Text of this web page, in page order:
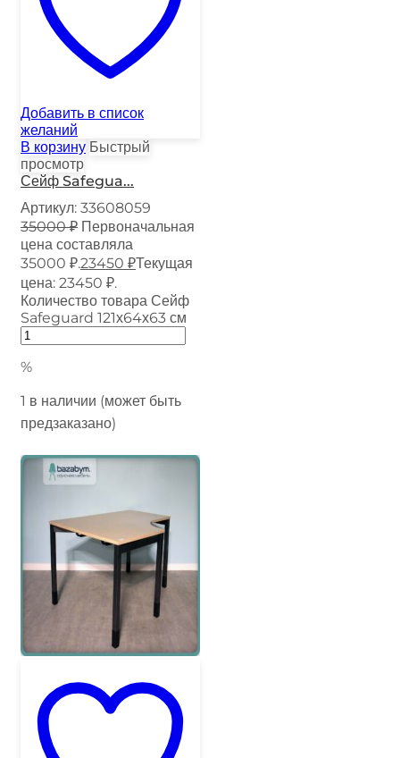
Добавить в список
желаний
В корзину Быстрый
просмотр
Сейф Safegua...
Артикул: 33608059
35000₽ Первоначальная
цена составляла
35000 ₽.23450 ₽Текущая
цена: 23450 ₽.
Количество товара Сейф
Safeguard 121х64х63 см
%
1 в наличии (может быть
предзаказано)